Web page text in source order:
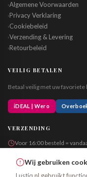
›Algemene Voorwaarden
›Privacy Verklaring
›Cookiebeleid
›Verzending & Levering
›Retourbeleid
VEILIG BETALEN
Betaal veilig met uw
iDEAL | Wero
VERZENDING
Voor 16:00 besteld =
Wij gebruiken